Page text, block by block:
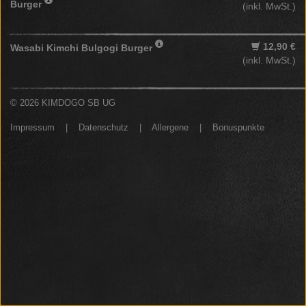
Burger
(inkl. MwSt.)
Wasabi Kimchi Bulgogi Burger
12,90 €
(inkl. MwSt.)
© 2026 KIMDOGO SB UG
Impressum Datenschutz Allergene Bonuspunkte